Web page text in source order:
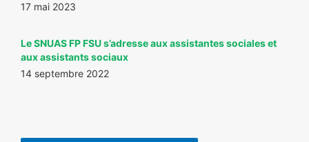
17 mai 2023
Le SNUAS FP FSU s’adresse aux assistantes sociales et
aux assistants sociaux
14 septembre 2022